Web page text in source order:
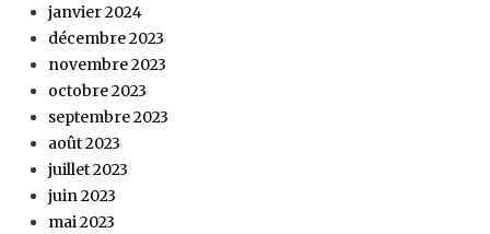
janvier 2024
décembre 2023
novembre 2023
octobre 2023
septembre 2023
août 2023
juillet 2023
juin 2023
mai 2023